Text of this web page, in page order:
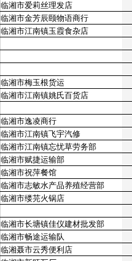
临湘市爱莉丝理发店
临湘市金芳辰颐物语商行
临湘市江南镇玉霞食杂店
临湘市梅玉根货运
临湘市江南镇姚氏百货店
临湘市逸凌商行
临湘市江南镇飞宇汽修
临湘市江南镇忘忧草劳务部
临湘市赋捷运输部
临湘市祝萍餐馆
临湘市志敏水产品养殖经营部
临湘市缕芫火锅店
临湘市长塘镇佳仪建材批发部
临湘市畅途运输队
临湘聂市云秀便利店